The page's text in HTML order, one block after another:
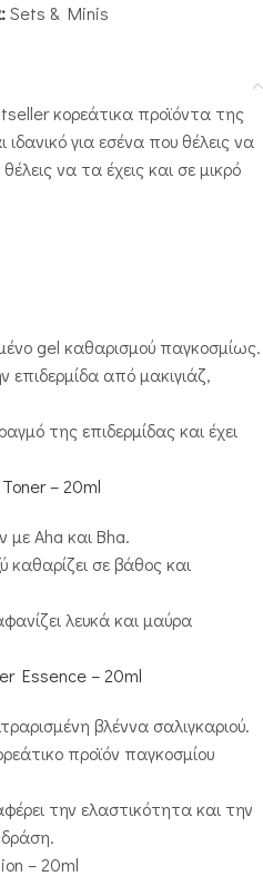
Sets & Minis
κορεάτικα προϊόντα της
ιδανικό για εσένα που θέλεις να
να τα έχεις και σε μικρό
gel καθαρισμού παγκοσμίως.
επιδερμίδα από μακιγιάζ,
της επιδερμίδας και έχει
– 20ml
με Aha και Bha.
καθαρίζει σε βάθος και
λευκά και μαύρα
Essence – 20ml
βλέννα σαλιγκαριού.
προϊόν παγκοσμίου
την ελαστικότητα και την
– 20ml